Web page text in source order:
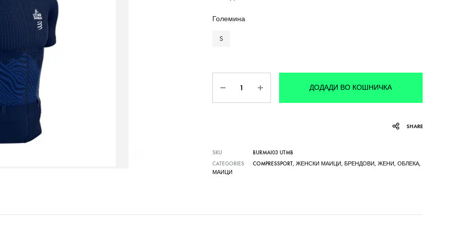
Чизми
Големина
S
ДОДАДИ ВО КОШНИЧКА
SHARE
SKU
BURMAI03 UTMB
CATEGORIES
COMPRESSPORT, ЖЕНСКИ МАИЦИ, БРЕНДОВИ, ЖЕНИ, ОБЛЕКА,
МАИЦИ